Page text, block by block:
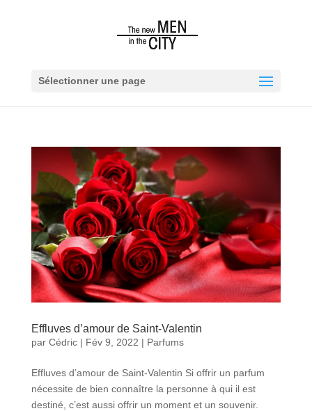
Sélectionner une page
Effluves d’amour de Saint-Valentin
par Cédric| Fév 9, 2022 | Parfums
Effluves d’amour de Saint-Valentin Si offrir un parfum
nécessite de bien connaître la personne à qui il est
destiné, c’est aussi offrir un moment et un souvenir.